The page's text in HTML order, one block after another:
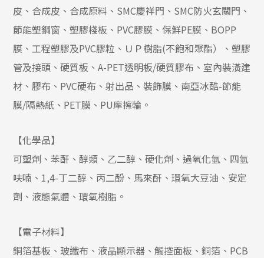
皮、合成皮、合成原料、SMC慶祥門、SMC防火玄關門、
節能塑鋼窗、塑膠棧板、PVC膠膜、保鮮PE膜、BOPP
膜、工程塑膠及PVC膠粒、ＵＰ樹脂(不飽和聚酯）、塑膠
管及接頭、硬質板、A-PET透明板/硬質膠布、室內裝潢建
材、膠布、PVC硬布、射出品、裝飾膜、南亞冰酷-節能
膜/隔熱紙、PET膜、PU摩擦輪。
【化學品】
可塑劑、苯酐、醇類、乙二醇、硬化劑、過氧化氫、四氫
呋喃、1,4-丁二醇、丙二酚、馬來酐、環氧大豆油、安定
劑、液態氣體、環氧樹脂。
【電子材料】
銅箔基板、玻纖布、液晶顯示器、觸控面板、銅箔、PCB